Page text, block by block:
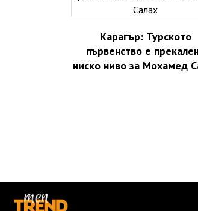
Карагър: Турското
първенство е
ниско ниво за Мохамед